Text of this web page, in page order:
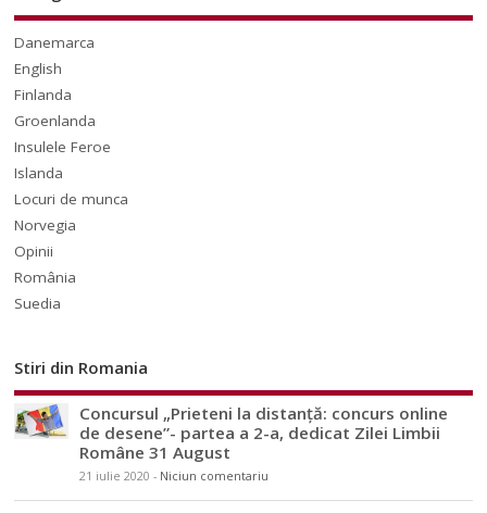
Danemarca
English
Finlanda
Groenlanda
Insulele Feroe
Islanda
Locuri de munca
Norvegia
Opinii
România
Suedia
Stiri din Romania
Concursul „Prieteni la distanță: concurs online
de desene”- partea a 2-a, dedicat Zilei Limbii
Române 31 August
21 iulie 2020 - Niciun comentariu